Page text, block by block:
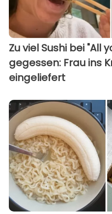
Zu viel Sushi bei "All
gegessen: Frau ins
eingeliefert